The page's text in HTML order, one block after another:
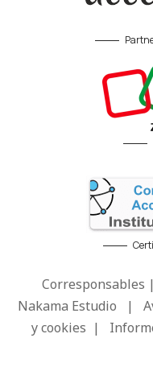
Corresponsables
Nakama Estudio |
y cookies |